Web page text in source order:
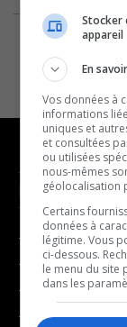
NOUVELLES
- Affaires
- Communauté /
- Culture
- Économie
Stocker
appareil
En
Vos données à
informations
uniques et
et consultées
ou utilisées
nous-mêmes
géolocalisation
Certains
données à
légitime. Vous
ci-dessous.
le menu du site
dans les